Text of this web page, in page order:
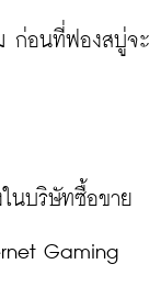
ก่อนที่ฟองสบู่จะ
ในบริษัทซื้อขาย
Gaming